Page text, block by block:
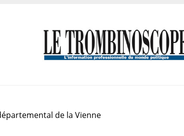
de la Vienne